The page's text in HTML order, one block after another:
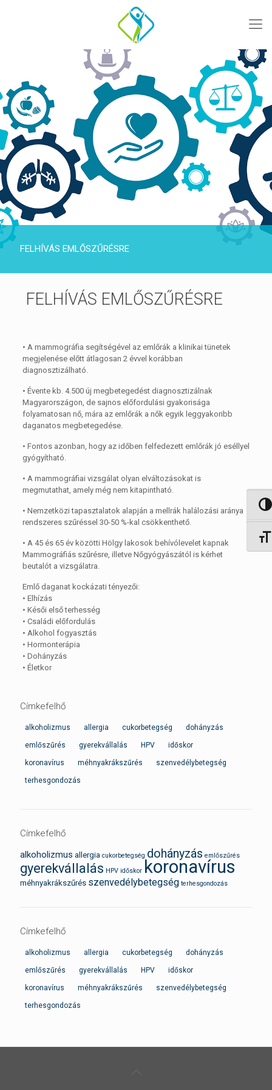
FELHÍVÁS EMLŐSZŰRÉSRE
FELHÍVÁS EMLŐSZŰRÉSRE
• A mammográfia segítségével az emlőrák a klinikai tünetek
megjelenése előtt átlagosan 2 évvel korábban
diagnosztizálható.
• Évente kb. 4.500 új megbetegedést diagnosztizálnak
Magyarországon, de sajnos előfordulási gyakorisága
folyamatosan nő, mára az emlőrák a nők egyik leggyakoribb
daganatos megbetegedése.
• Fontos azonban, hogy az időben felfedezett emlőrák jó eséllyel
gyógyítható.
• A mammográfiai vizsgálat olyan elváltozásokat is
megmutathat, amely még nem kitapintható.
• Nemzetközi tapasztalatok alapján a mellrák halálozási aránya
rendszeres szűréssel 30-50 %-kal csökkenthető.
• A 45 és 65 év közötti Hölgy lakosok behívólevelet kapnak
Mammográfiás szűrésre, illetve Nőgyógyászától is kérhet
beutalót a vizsgálatra.
Emlő daganat kockázati tényezői:
• Elhízás
• Késői első terhesség
• Családi előfordulás
• Alkohol fogyasztás
• Hormonterápia
• Dohányzás
• Életkor
Címkefelhő
alkoholizmus allergia cukorbetegség dohányzás
emlőszűrés gyerekvállalás HPV időskor
koronavírus méhnyakrákszűrés szenvedélybetegség
terhesgondozás
Címkefelhő
alkoholizmus allergia cukorbetegség dohányzás emlőszűrés
gyerekvállalás HPV időskor koronavírus
méhnyakrákszűrés szenvedélybetegség terhesgondozás
Címkefelhő
alkoholizmus allergia cukorbetegség dohányzás
emlőszűrés gyerekvállalás HPV időskor
koronavírus méhnyakrákszűrés szenvedélybetegség
terhesgondozás